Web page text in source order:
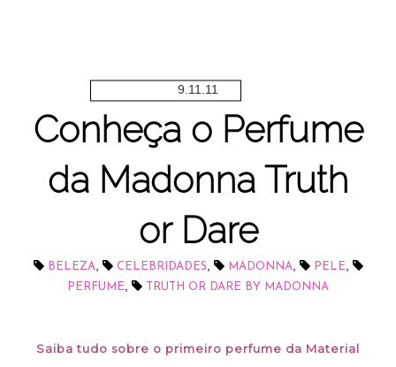
9.11.11
Conheça o Perfume
da Madonna Truth
or Dare
BELEZA CELEBRIDADES MADONNA PELE
PERFUME TRUTH OR DARE BY MADONNA
Saiba tudo sobre o primeiro perfume da Material